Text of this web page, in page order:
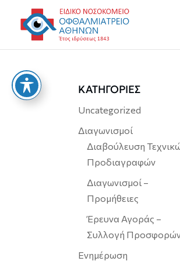
ΚΑΤΗΓΟΡΙΕΣ
Uncategorized
Διαγωνισμοί
Διαβούλευση
Προδιαγραφών
Διαγωνισμοί –
Προμήθειες
Έρευνα Αγοράς –
Συλλογή
Ενημέρωση